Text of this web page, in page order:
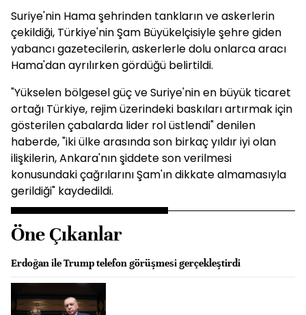
Suriye'nin Hama şehrinden tankların ve askerlerin
çekildiği, Türkiye'nin Şam Büyükelçisiyle şehre giden
yabancı gazetecilerin, askerlerle dolu onlarca aracı
Hama'dan ayrılırken gördüğü belirtildi.
"Yükselen bölgesel güç ve Suriye'nin en büyük ticaret
ortağı Türkiye, rejim üzerindeki baskıları artırmak için
gösterilen çabalarda lider rol üstlendi" denilen
haberde, "iki ülke arasında son birkaç yıldır iyi olan
ilişkilerin, Ankara'nın şiddete son verilmesi
konusundaki çağrılarını Şam'ın dikkate almamasıyla
gerildiği" kaydedildi.
Öne Çıkanlar
Erdoğan ile Trump telefon görüşmesi gerçekleştirdi